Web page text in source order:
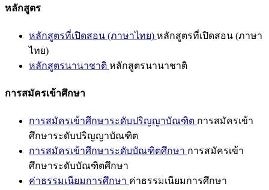
หลักสูตร
หลักสูตรที่เปิดสอน (ภาษาไทย) หลักสูตรที่เปิดสอน (ภาษา
ไทย)
หลักสูตรนานาชาติ หลักสูตรนานาชาติ
การสมัครเข้าศึกษา
การสมัครเข้าศึกษาระดับปริญญาบัณฑิต การสมัครเข้า
ศึกษาระดับปริญญาบัณฑิต
การสมัครเข้าศึกษาระดับบัณฑิตศึกษา การสมัครเข้า
ศึกษาระดับบัณฑิตศึกษา
ค่าธรรมเนียมการศึกษา ค่าธรรมเนียมการศึกษา